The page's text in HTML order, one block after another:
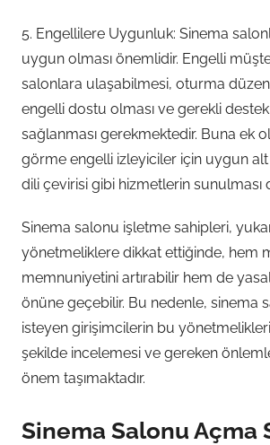
5. Engellilere Uygunluk: Sinema
uygun olması önemlidir. Engelli
salonlara ulaşabilmesi, oturma
engelli dostu olması ve gerekli destek
sağlanması gerekmektedir. Buna ek
görme engelli izleyiciler için uygun alt
dili çevirisi gibi hizmetlerin sunulması
Sinema salonu işletme sahipleri,
yönetmeliklere dikkat ettiğinde, hem
memnuniyetini artırabilir hem de
önüne geçebilir. Bu nedenle, sinema
isteyen girişimcilerin bu
şekilde incelemesi ve gereken
önem taşımaktadır.
Sinema Salonu Açma